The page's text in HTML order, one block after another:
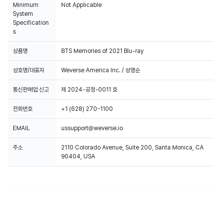
Minimum
System
Specification
s
Not Applicable
상품명 BTS Memories of 2021 Blu-ray
상호명/대표자 Weverse America Inc. / 성명순
통신판매업 신고 제 2024-공정-0011 호
전화번호 +1 (628) 270-1100
EMAIL ussupport@weverse.io
주소
2110 Colorado Avenue, Suite 200, Santa Monica, CA
90404, USA